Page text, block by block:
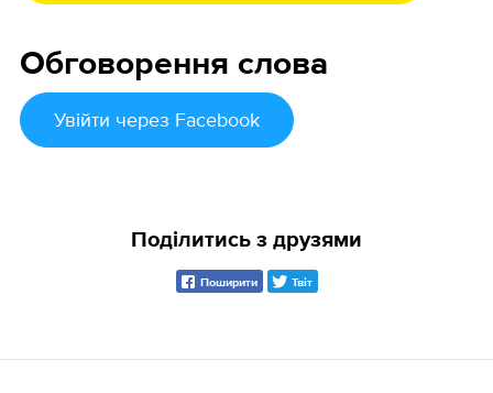
Обговорення слова
Увійти через Facebook
Поділитись з друзями
Поширити Твіт